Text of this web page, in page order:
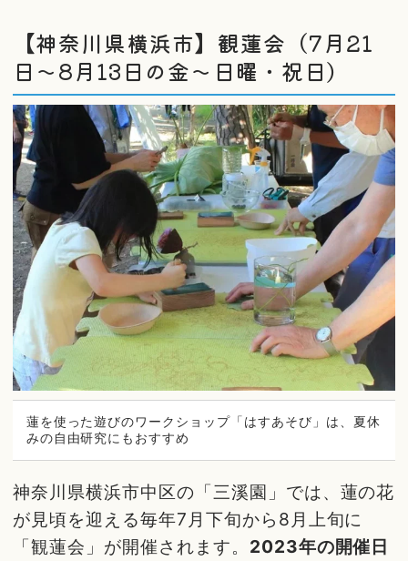
【神奈川県横浜市】観蓮会（7月21
日～8月13日の金～日曜・祝日）
蓮を使った遊びのワークショップ「はすあそび」は、夏休
みの自由研究にもおすすめ
神奈川県横浜市中区の「三溪園」では、蓮の花
が見頃を迎える毎年7月下旬から8月上旬に
「観蓮会」が開催されます。 2023年の開催日